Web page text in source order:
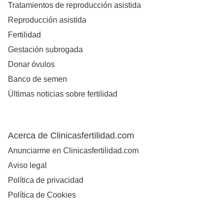
Tratamientos de reproducción asistida
Reproducción asistida
Fertilidad
Gestación subrogada
Donar óvulos
Banco de semen
Últimas noticias sobre fertilidad
Acerca de Clinicasfertilidad.com
Anunciarme en Clinicasfertilidad.com
Aviso legal
Política de privacidad
Política de Cookies